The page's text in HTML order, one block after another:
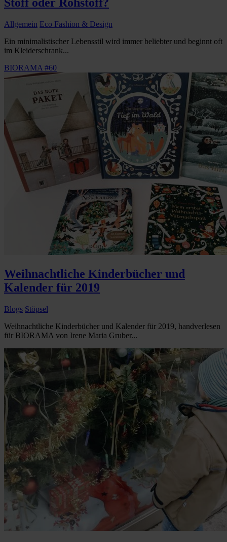
Allgemein Eco Fashion & Design
Ein minimalistischer Lebensstil wird immer beliebter und beginnt oft
im Kleiderschrank...
BIORAMA #60
Weihnachtliche Kinderbücher und
Kalender für 2019
Blogs Stöpsel
Weihnachtliche Kinderbücher und Kalender für 2019, handverlesen
für BIORAMA von Irene Maria Gruber...